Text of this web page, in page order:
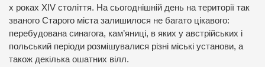
х роках XIV століття. На сьогоднішній день на території так
званого Старого міста залишилося не багато цікавого:
перебудована синагога, кам’яниці, в яких у австрійських і
польський періоди розмішувалися різні міські установи, а
також декілька ошатних вілл.